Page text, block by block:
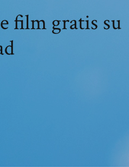
film gratis su